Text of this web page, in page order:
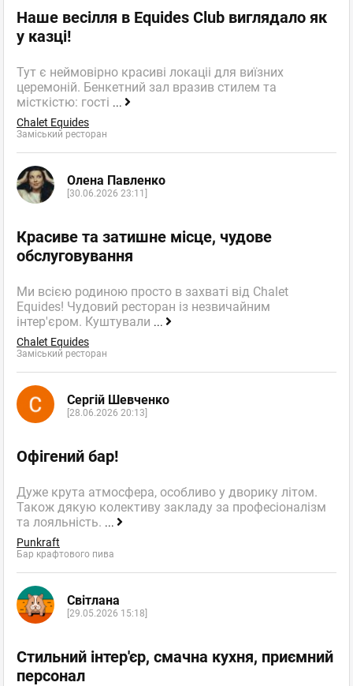
Наше весілля в Equides Club виглядало як
у казці!
Тут є неймовірно красиві локаціі для виїзних
церемоній. Бенкетний зал вразив стилем та
місткістю: гості ...
Chalet Equides
Заміський ресторан
Олена Павленко
[30.06.2026 23:11]
Красиве та затишне місце, чудове
обслуговування
Ми всією родиною просто в захваті від Chalet
Equides! Чудовий ресторан із незвичайним
інтер'єром. Куштували ...
Chalet Equides
Заміський ресторан
Сергій Шевченко
[28.06.2026 20:13]
Офігений бар!
Дуже крута атмосфера, особливо у дворику літом.
Також дякую колективу закладу за професіоналізм
та лояльність. ...
Punkraft
Бар крафтового пива
Світлана
[29.05.2026 15:18]
Стильний інтер'єр, смачна кухня, приємний
персонал